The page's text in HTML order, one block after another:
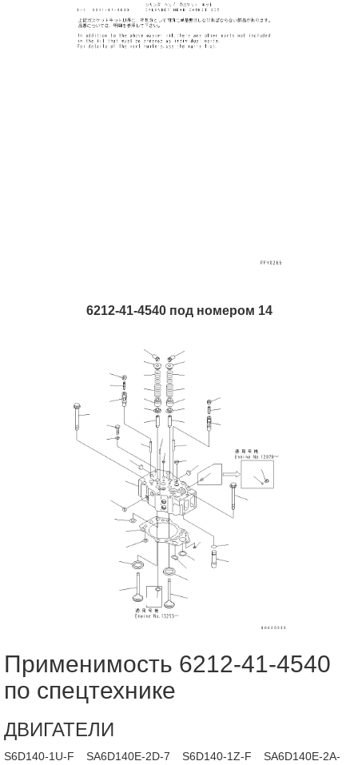
6212-41-4540 под номером 14
Применимость 6212-41-4540
по спецтехнике
ДВИГАТЕЛИ
S6D140-1U-F SA6D140E-2D-7 S6D140-1Z-F
SA6D140E-2A-